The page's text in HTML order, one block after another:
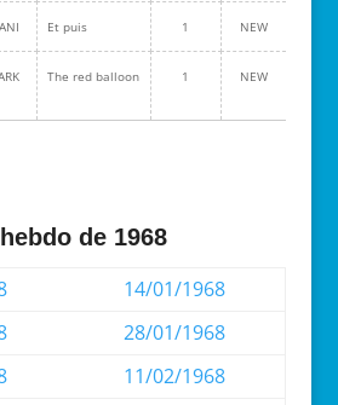
Et puis 1 NEW
The red balloon 1 NEW
de 1968
14/01/1968
28/01/1968
11/02/1968